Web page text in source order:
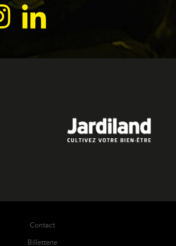
Contact
Billetterie